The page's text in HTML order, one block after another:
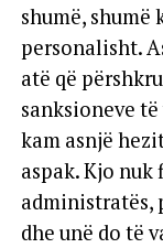
shumë, shumë
personalisht.
atë që
sanksioneve
kam asnjë
aspak. Kjo
administratës,
dhe unë do të